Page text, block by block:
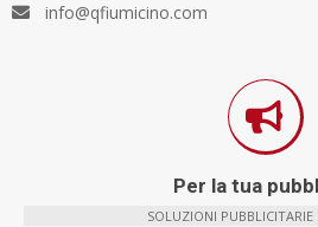
info@qfiumicino.com
Per la tua
SOLUZIONI PUBBLICITARIE